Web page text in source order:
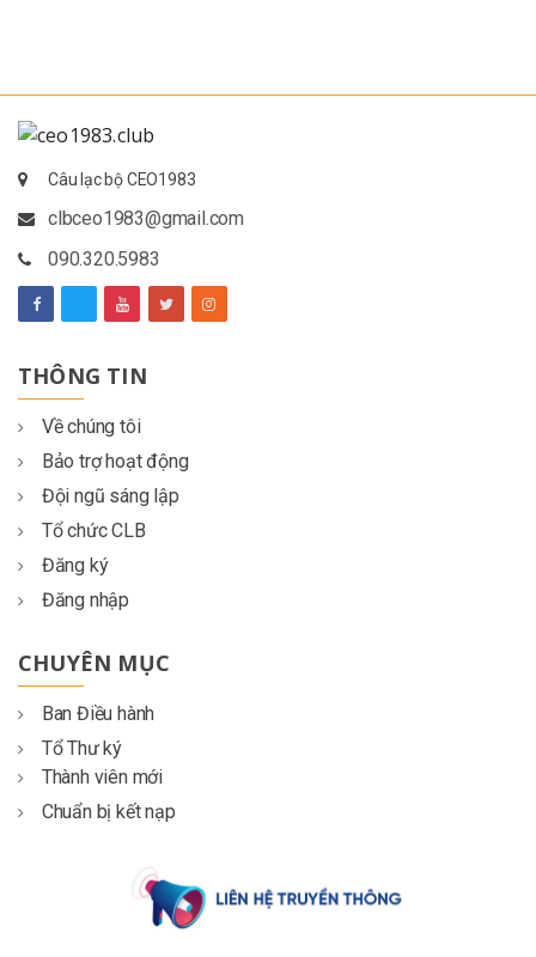
Câu lạc bộ CEO1983
clbceo1983@gmail.com
090.320.5983
THÔNG TIN
Về chúng tôi
Bảo trợ hoạt động
Đội ngũ sáng lập
Tổ chức CLB
Đăng ký
Đăng nhập
CHUYÊN MỤC
Ban Điều hành
Tổ Thư ký
Thành viên mới
Chuẩn bị kết nạp